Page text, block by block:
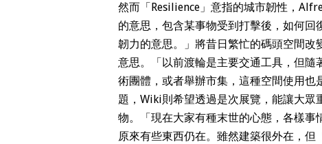
然而「Resilience」意指的城市韌性，
的意思，包含某事物受到打擊後，如何
韌力的意思。」將昔日繁忙的碼頭空間
意思。「以前渡輪是主要交通工具，但
術團體，或者舉辦市集，這種空間使用也
題，Wiki則希望透過是次展覽，能讓大
物。「現在大家有種末世的心態，各樣事
原來有些東西仍在。雖然建築很外在，